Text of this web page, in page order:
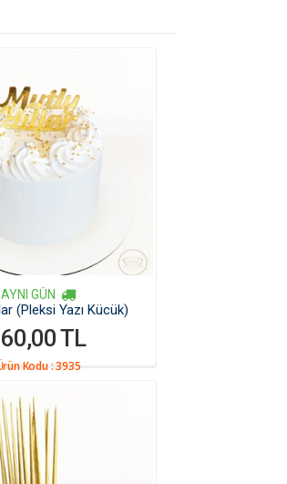
AYNI GÜN
(Pleksi Yazı Kücük)
60,00 TL
Kodu :3935